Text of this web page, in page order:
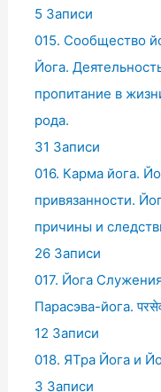
5 Записи
015. Сообщество
Йога.
пропитание в
рода.
31 Записи
016. Карма йога.
привязанности.
причины и
26 Записи
017. Йога
Парасэва-йога.
12 Записи
018. ЯТра Йога и
3 Записи